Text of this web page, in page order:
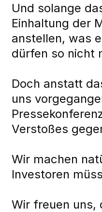
Und solange
Einhaltung der
anstellen, was
dürfen so nicht
Doch anstatt
uns
Verstoßes
Wir machen
Investoren
Wir freuen uns,